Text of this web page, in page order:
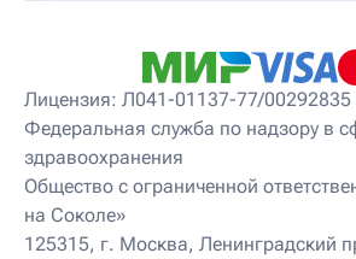
Детский невропатолог
Детский нейропсихолог
Детский нутрициолог
Детский ортопед
Детский остеопат
Детский отоневролог
Детский подиатр
Детский психолог
Лицензия: Л041-01137-77/00292835
Федеральная служба по надзору в
здравоохранения
Общество с ограниченной
на Соколе»
125315, г. Москва, Ленинградский